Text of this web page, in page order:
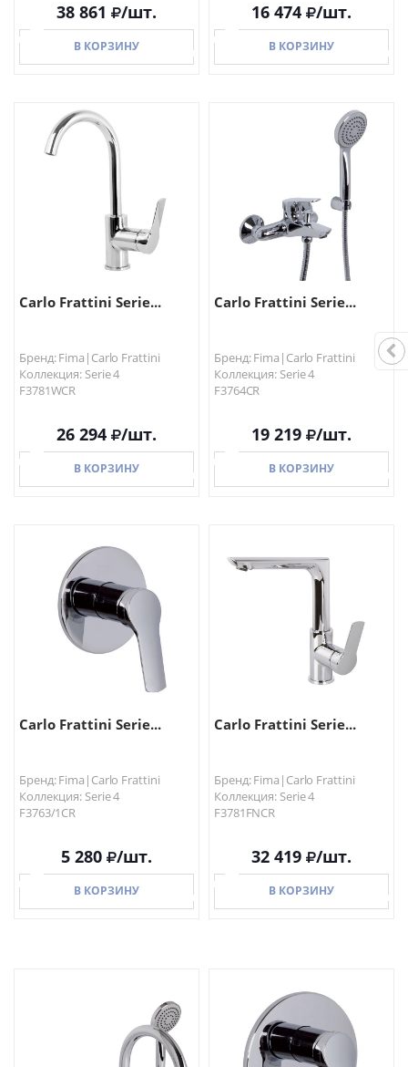
38 861 /шт.
В КОРЗИНУ
В КОРЗИНУ
16 474 /шт.
В КОРЗИНУ
Carlo Frattini Serie...
Бренд: Fima|Carlo Frattini
Коллекция: Serie 4
F3781WCR
26 294 /шт.
В КОРЗИНУ
В КОРЗИНУ
Carlo Frattini Serie...
Бренд: Fima|Carlo Frattini
Коллекция: Serie 4
F3764CR
19 219 /шт.
В КОРЗИНУ
В КОРЗИНУ
Carlo Frattini Serie...
Бренд: Fima|Carlo Frattini
Коллекция: Serie 4
F3763/1CR
5 280 /шт.
В КОРЗИНУ
Carlo Frattini Serie...
Бренд: Fima|Carlo Frattini
Коллекция: Serie 4
F3781FNCR
32 419 /шт.
В КОРЗИНУ
В КОРЗИНУ